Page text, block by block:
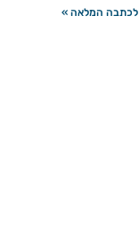
לכתבה המלאה »